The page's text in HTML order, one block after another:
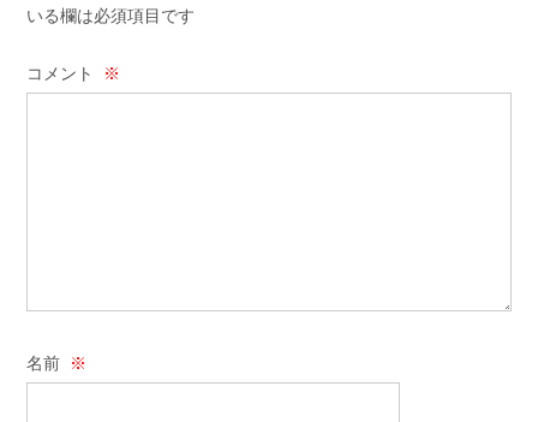
いる欄は必須項目です
コメント ※
名前 ※